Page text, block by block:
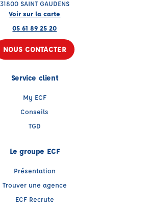
31800 SAINT GAUDENS
Voir sur la carte
05 61 89 25 20
NOUS CONTACTER
Service client
My ECF
Conseils
TGD
Le groupe ECF
Présentation
Trouver une agence
ECF Recrute